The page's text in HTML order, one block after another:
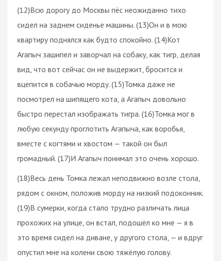
(12)Всю дорогу до Москвы пёс неожиданно тихо
сидел на заднем сиденье машины. (13)Он и в мою
квартиру поднялся как будто спокойно. (14)Кот
Агапыч зашипел и заворчал на собаку, как тигр, делая
вид, что вот сейчас он не выдержит, бросится и
вцепится в собачью морду. (15)Томка даже не
посмотрел на шипящего кота, а Агапыч довольно
быстро перестал изображать тигра. (16)Томка мог в
любую секунду проглотить Агапыча, как воробья,
вместе с когтями и хвостом — такой он был
громадный. (17)И Агапыч понимал это очень хорошо.
(18)Весь день Томка лежал неподвижно возле стола,
рядом с окном, положив морду на низкий подоконник.
(19)В сумерки, когда стало трудно различать лица
прохожих на улице, он встал, подошёл ко мне — я в
это время сидел на диване, у другого стола, — и вдруг
опустил мне на колени свою тяжёлую голову.